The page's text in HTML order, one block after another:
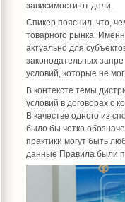
зависимости от доли.
Спикер пояснил, что,
товарного рынка.
актуально для
законодательных
условий, которые не
В контексте темы
условий в договорах с
В качестве одного из
было бы четко
практики могут быть
данные Правила были